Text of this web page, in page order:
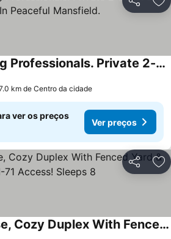
Partilhar
Ideal For Traveling Professionals. Private 2-bedroom Home In Peaceful Mansfield.
km de Centro da cidade
ver os preços
Ver preços
Partilhar
97 Junction House, Cozy Duplex With Fenced Yard & Easy I-71 Access! Sleeps 8